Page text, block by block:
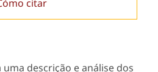
citar
descrição e análise dos